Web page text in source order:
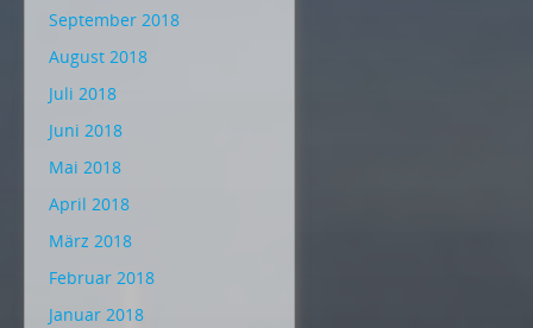
September 2018
August 2018
Juli 2018
Juni 2018
Mai 2018
April 2018
März 2018
Februar 2018
Januar 2018